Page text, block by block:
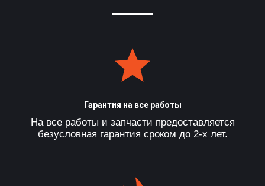
Гарантия на все работы
На все работы и запчасти предоставляется
безусловная гарантия сроком до 2-х лет.